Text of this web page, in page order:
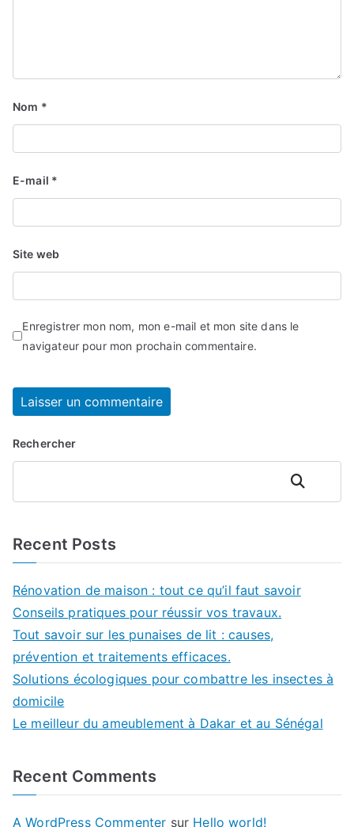
Nom *
E-mail *
Site web
Enregistrer mon nom, mon e-mail et mon site dans le
navigateur pour mon prochain commentaire.
Rechercher
Rechercher
Recent Posts
Rénovation de maison : tout ce qu’il faut savoir
Conseils pratiques pour réussir vos travaux.
Tout savoir sur les punaises de lit : causes,
prévention et traitements efficaces.
Solutions écologiques pour combattre les insectes à
domicile
Le meilleur du ameublement à Dakar et au Sénégal
Recent Comments
A WordPress Commenter sur Hello world!